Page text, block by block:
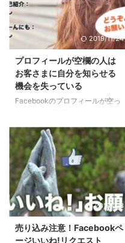
2019/11/24
プロフィールが空欄の人は
お客さまに自分を知らせる
機会を失っている
Facebookのプロフィールが空っ
も多いですね〜 ホント多い。 タ
イムラインはがんばって更新して
いるのに、 何も書いていない。
中にはしっかり書いている人もい
るけど、 印象としては 7割ちか
く、ほぼ空欄。 プロフィール欄
は書いてないわ、 メッセージも
無しに友人申請はするわ、 あな
た、どういう人かさっぱりわかり
ませんよ！ アメブロのプロフィ
2019/2/3
売り込み注意！Facebookペ
ージいいね!リクエスト